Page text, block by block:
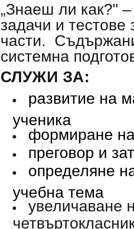
„Знаеш ли как?"
задачи и тестове
части.
системна
СЛУЖИ ЗА:
развитие на
ученика
формиране
преговор и
определяне
учебна тема
увеличаване